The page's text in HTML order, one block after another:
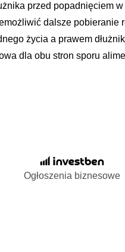
przed popadnięciem
dalsze pobieranie
życia a prawem
dla obu stron sporu
Ogłoszenia biznesowe